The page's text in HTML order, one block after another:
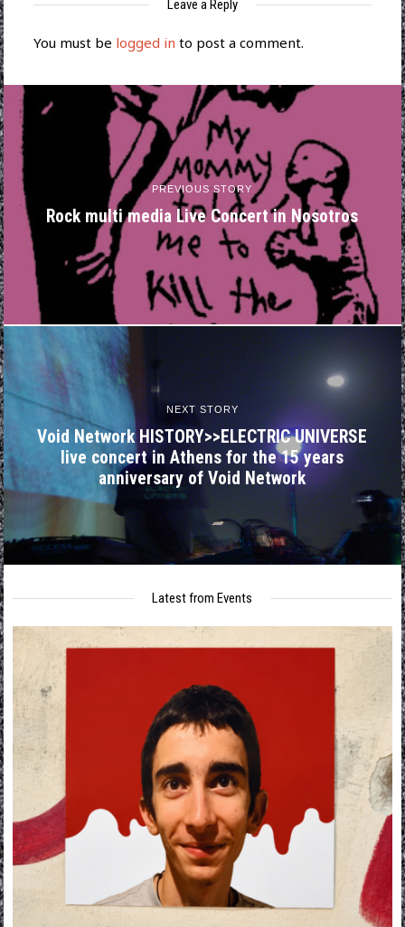
Leave a Reply
You must be logged in to post a comment.
PREVIOUS STORY
Rock multi media Live Concert in Nosotros
NEXT STORY
Void Network HISTORY>>ELECTRIC UNIVERSE
live concert in Athens for the 15 years
anniversary of Void Network
Latest from Events